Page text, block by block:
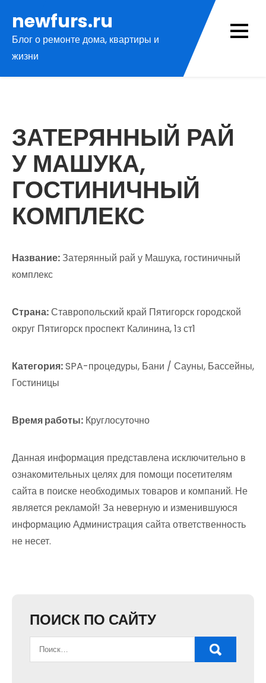
содержимому
newfurs.ru
Блог о ремонте дома, квартиры и
жизни
ЗАТЕРЯННЫЙ РАЙ
У МАШУКА,
ГОСТИНИЧНЫЙ
КОМПЛЕКС
Название:Затерянный рай у Машука, гостиничный
комплекс
Страна:Ставропольский край Пятигорск городской
округ Пятигорск проспект Калинина, 1з ст1
Категория:SPA-процедуры, Бани / Сауны, Бассейны,
Гостиницы
Время работы: Круглосуточно
Данная информация представлена исключительно в
ознакомительных целях для помощи посетителям
сайта в поиске необходимых товаров и компаний. Не
является рекламой! За неверную и изменившуюся
информацию Администрация сайта ответственность
не несет.
ПОИСК ПО САЙТУ